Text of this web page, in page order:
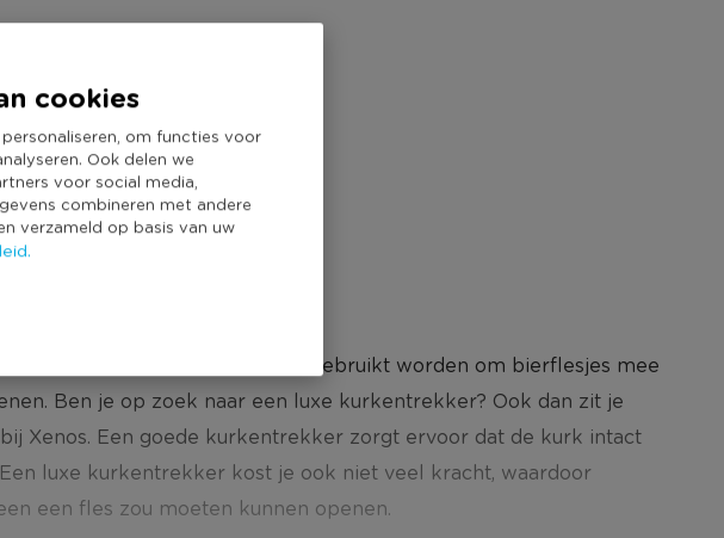
cookies
om functies voor
Ook delen we
voor social media,
combineren met andere
verzameld op basis van uw
maar deze kan ook gebruikt worden om bierflesjes mee
Ben je op zoek naar een luxe kurkentrekker? Ook dan zit je
Xenos. Een goede kurkentrekker zorgt ervoor dat de kurk intact
luxe kurkentrekker kost je ook niet veel kracht, waardoor
een fles zou moeten kunnen openen.